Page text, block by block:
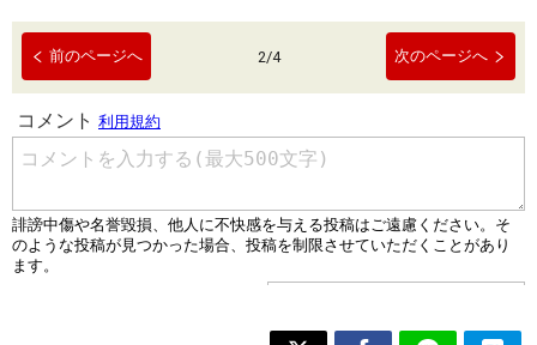
前のページへ 2/4 次のページへ